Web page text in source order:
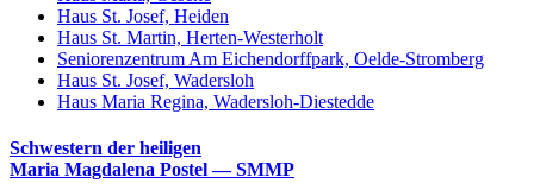
Haus St. Josef, Heiden
Haus St. Martin, Herten-Westerholt
Seniorenzentrum Am Eichendorffpark, Oelde-Stromberg
Haus St. Josef, Wadersloh
Haus Maria Regina, Wadersloh-Diestedde
Schwestern der heiligen
Maria Magdalena Postel — SMMP